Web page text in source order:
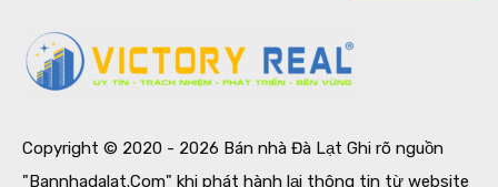
Copyright © 2020 - 2026 Bán nhà Đà Lạt Ghi rõ nguồn
"Bannhadalat.Com" khi phát hành lại thông tin từ website